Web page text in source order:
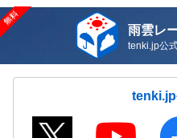
雨雲レ
tenki.jp公